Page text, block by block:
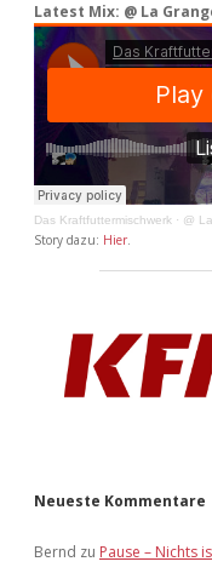
Latest Mix: @ La
Das Kraftfuttermischwerk · @
Story dazu: Hier.
Neueste Kommentare
Bernd zu Pause – Nichts